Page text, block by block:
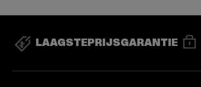
LAAGSTEPRIJSGARANTIE